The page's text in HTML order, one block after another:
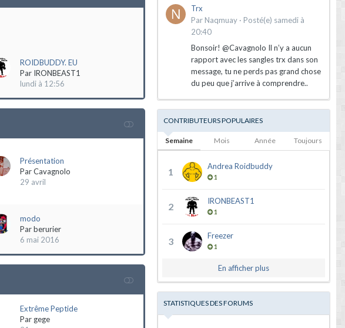
ROIDBUDDY. EU
Par IRONBEAST1
lundi à 12:56
Présentation
ParCavagnolo
29 avril
modo
Parberurier
6 mai 2016
Extrême Peptide
Par gege
Trx
Par Naqmuay · Posté(e) samedi à
20:40
Bonsoir! @Cavagnolo Il n’y a aucun
rapport avec les sangles trx dans son
message, tu ne perds pas grand chose
du peu que j’arrive à comprendre..
CONTRIBUTEURS POPULAIRES
Semaine Mois Année Toujours
1 Andrea Roidbuddy
1
2 IRONBEAST1
1
3 Freezer
1
En afficher plus
STATISTIQUES DES FORUMS